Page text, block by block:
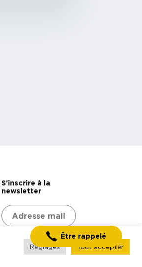
Être rappelé
S'inscrire à la
newsletter
Réglages Tout accepter